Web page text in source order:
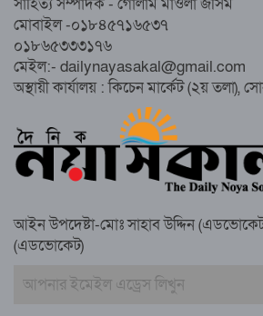
চেয়ারম্যান গ্রেপ্তার
গাউসিয়া কমিটির
স্মরণ সভায় মিলাদ ও
কামরুল কাননের ছবি
বাংলাদেশ আজ দুই
মোবাইল -০১৮৪৫৭১৬৫৩৭
০১৮৬৫৩৩৩১৭৬
মেইল:- dailynayasakal@gmail.com
অস্থায়ী কার্যালয় : কিচেন মার্কেট (২য় তলা),
আইন উপদেষ্টা-মোঃ সাহাব উদ্দিন
(এডভোকেট)